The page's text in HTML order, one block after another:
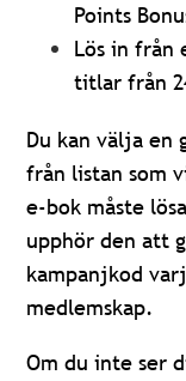
Points
Lös in från
titlar från
Du kan välja
från listan som
e-bok måste
upphör den att
kampanjkod
medlemskap.
Om du inte ser